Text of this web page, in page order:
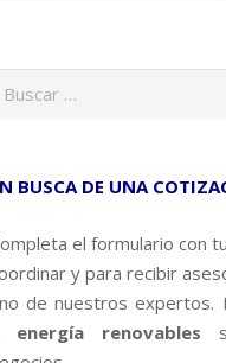
BUSCA DE UNA
el formulario con
y para recibir
de nuestros expertos.
energía renovables